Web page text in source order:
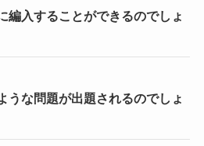
編入することができるのでしょ
うな問題が出題されるのでしょ